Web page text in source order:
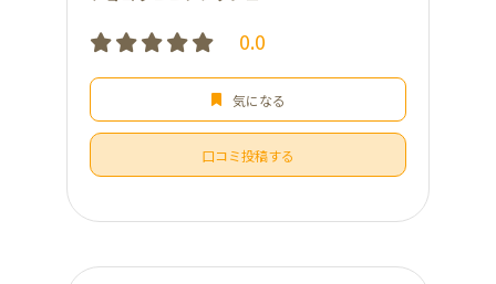
0.0
気になる
口コミ投稿する